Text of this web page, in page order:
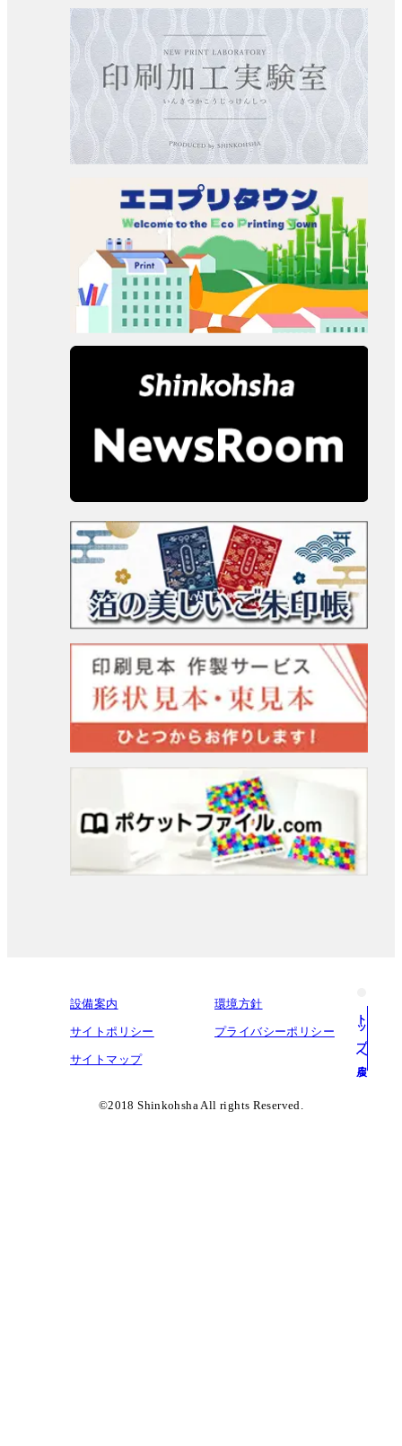
トップへ戻る
設備案内 環境方針
サイトポリシー プライバシーポリシー
サイトマップ
©︎2018 Shinkohsha All rights Reserved.